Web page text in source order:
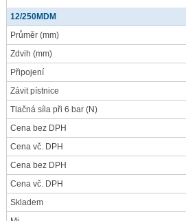
12/250MDM
Průměr (mm)
Zdvih (mm)
Připojení
Závit pístnice
Tlačná síla při 6 bar (N)
Cena bez DPH
Cena vč. DPH
Cena bez DPH
Cena vč. DPH
Skladem